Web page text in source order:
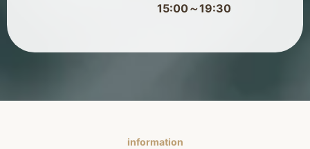
15:00～19:30
information